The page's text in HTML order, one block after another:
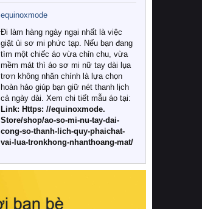
cấp thực sự chất lượng, phù hợp với
khí hậu và nhu cầu sử dụng của gia
đình? Hãy cùng chúng tôi đi tìm lời
giải đáp chi tiết qua bài viết dưới đây.
1. Tại sao các gia đình hiện đại lại ưa
chuộng chăn ga gối đệm cao cấp?
Khác với các dòng sản phẩm thông
thường, những bộ chăn ga gối đệm
cao cấp trải qua quy trình sản xuất
nghiêm ngặt từ khâu chọn lọc nguyên
liệu tự nhiên đến công nghệ dệt
nhuộm hiện đại không chứa hóa chất
này, bạn sẽ cảm nhận rõ rệt sự khác
hồi chuẩn xác của phần đệm nâng đỡ
equinoxmode
Đi làm hàng ngày ngại nhất là việc
giặt ủi sơ mi phức tạp. Nếu bạn đang
tìm một chiếc áo vừa chỉn chu, vừa
mềm mát thì áo sơ mi nữ tay dài lụa
trơn không nhăn chính là lựa chọn
hoàn hảo giúp bạn giữ nét thanh lịch
cả ngày dài. Xem chi tiết mẫu áo tại:
Link: Https: //equinoxmode.
Store/shop/ao-so-mi-nu-tay-dai-
cong-so-thanh-lich-quy-phaichat-
vai-lua-tronkhong-nhanthoang-mat/